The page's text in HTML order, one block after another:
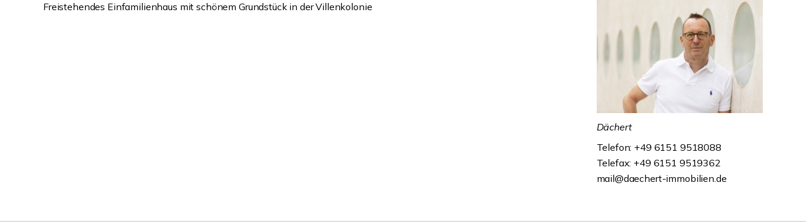
Freistehendes Einfamilienhaus mit schönem Grundstück in der Villenkolonie
Dächert
Telefon: +49 6151 9518088
Telefax: +49 6151 9519362
mail@daechert-immobilien.de